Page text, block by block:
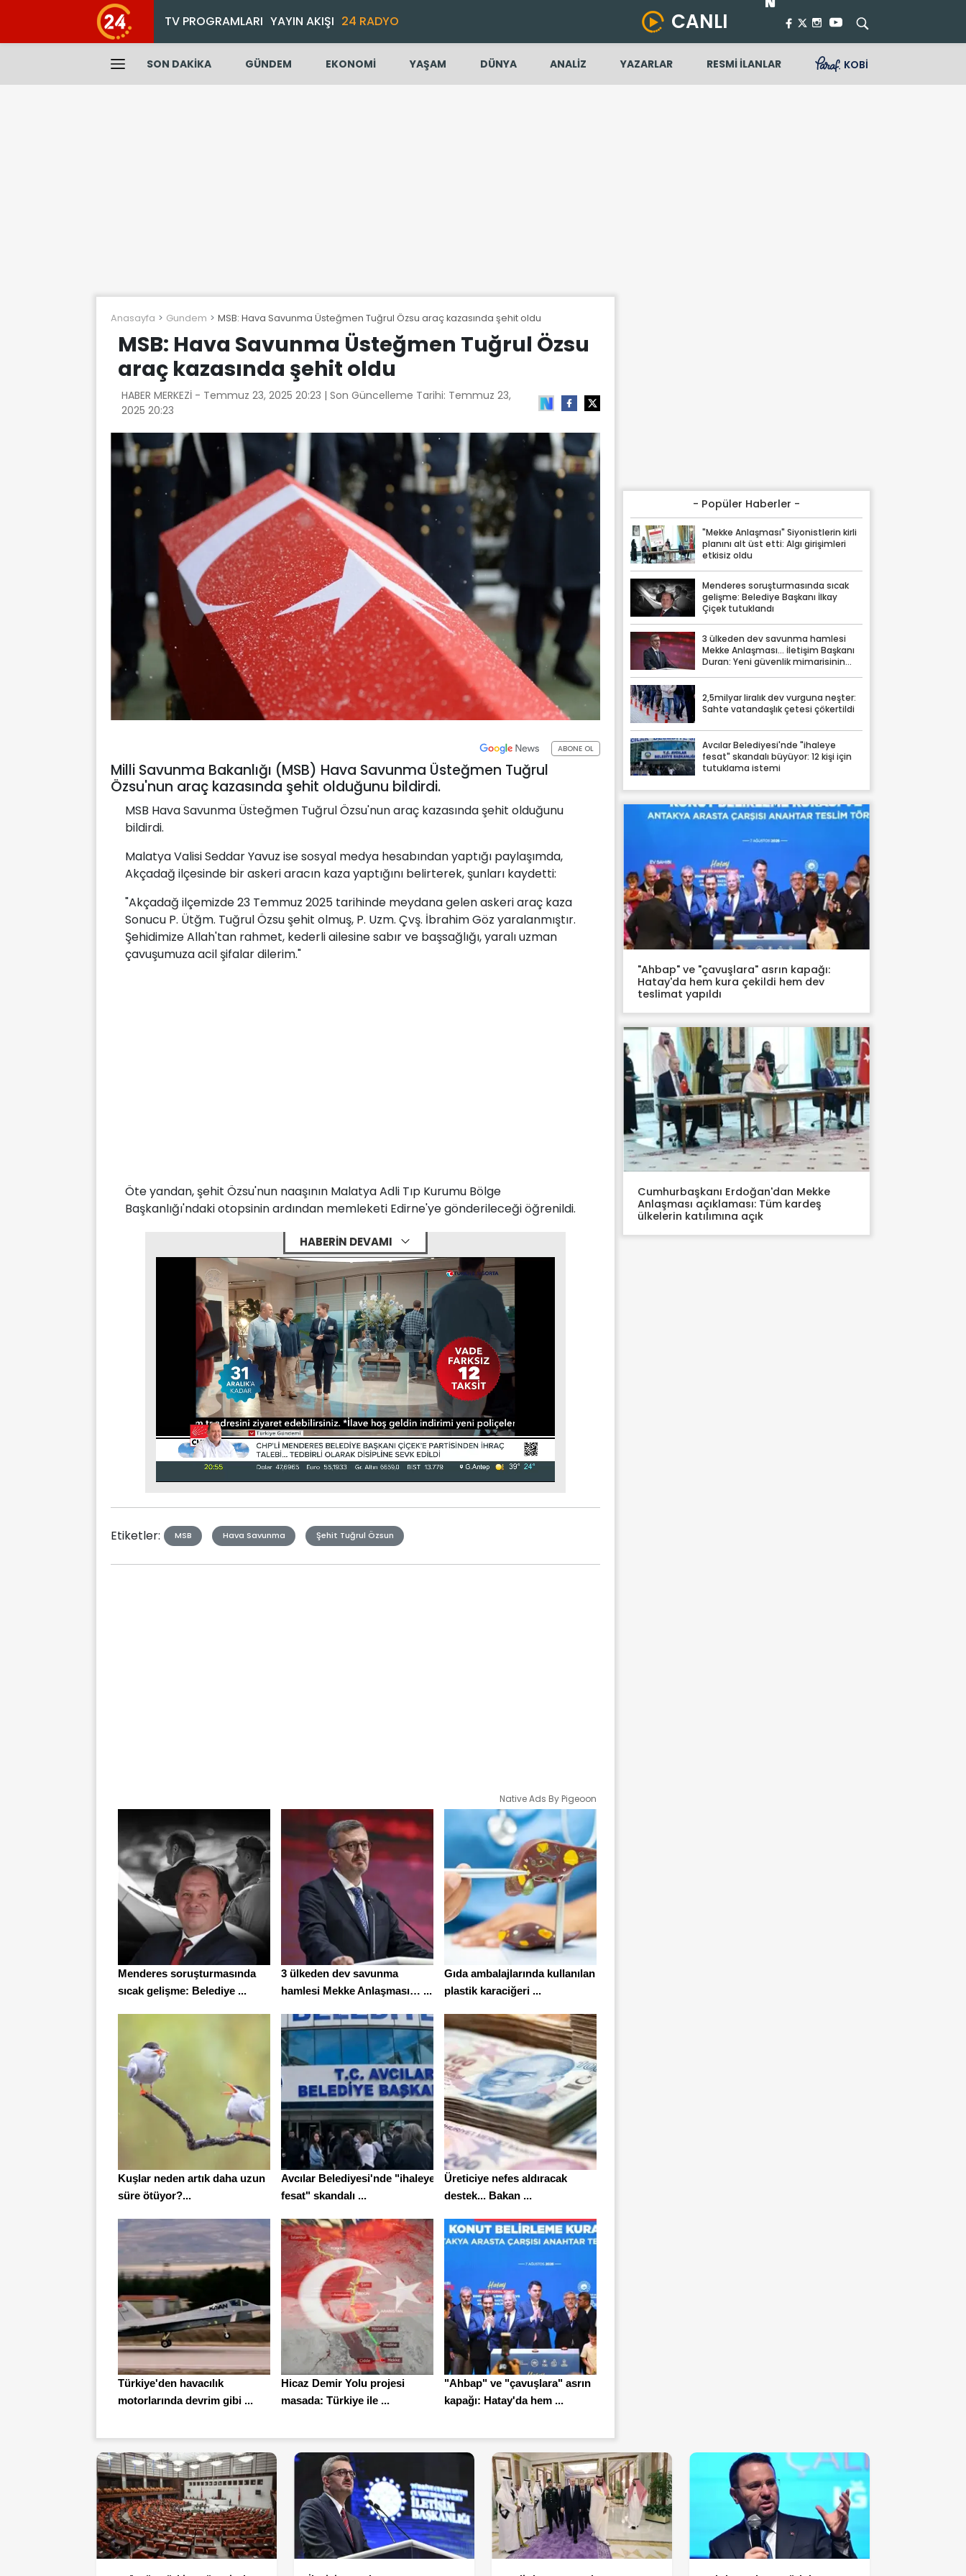
TV PROGRAMLARI YAYIN AKIŞI 24 RADYO CANLI
SON DAKİKA GÜNDEM EKONOMİ YAŞAM DÜNYA ANALİZ YAZARLAR RESMİ İLANLAR KOBİ
Anasayfa Gundem MSB: Hava Savunma Üsteğmen Tuğrul Özsu araç kazasında şehit oldu
MSB: Hava Savunma Üsteğmen Tuğrul Özsu
araç kazasında şehit oldu
HABER MERKEZİ - Temmuz 23, 2025 20:23 | Son Güncelleme Tarihi: Temmuz 23,
2025 20:23
ABONE OL
Milli Savunma Bakanlığı (MSB) Hava Savunma Üsteğmen Tuğrul
Özsu'nun araç kazasında şehit olduğunu bildirdi.
MSB Hava Savunma Üsteğmen Tuğrul Özsu'nun araç kazasında şehit olduğunu
bildirdi.
Malatya Valisi Seddar Yavuz ise sosyal medya hesabından yaptığı paylaşımda,
Akçadağ ilçesinde bir askeri aracın kaza yaptığını belirterek, şunları kaydetti:
"Akçadağ ilçemizde 23 Temmuz 2025 tarihinde meydana gelen askeri araç kaza
Sonucu P. Ütğm. Tuğrul Özsu şehit olmuş, P. Uzm. Çvş. İbrahim Göz yaralanmıştır.
Şehidimize Allah'tan rahmet, kederli ailesine sabır ve başsağlığı, yaralı uzman
çavuşumuza acil şifalar dilerim."
Öte yandan, şehit Özsu'nun naaşının Malatya Adli Tıp Kurumu Bölge
Başkanlığı'ndaki otopsinin ardından memleketi Edirne'ye gönderileceği öğrenildi.
HABERİN DEVAMI
Stream
Etiketler: MSB Hava Savunma Şehit Tuğrul Özsun
Native Ads By Pigeoon
Menderes soruşturmasında
sıcak gelişme: Belediye ...
3 ülkeden dev savunma
hamlesi Mekke Anlaşması… ...
Gıda ambalajlarında kullanılan
plastik karaciğeri ...
Kuşlar neden artık daha uzun
süre ötüyor?...
Avcılar Belediyesi'nde "ihaleye
fesat" skandalı ...
Üreticiye nefes aldıracak
destek... Bakan ...
Türkiye'den havacılık
motorlarında devrim gibi ...
Hicaz Demir Yolu projesi
masada: Türkiye ile ...
"Ahbap" ve "çavuşlara" asrın
kapağı: Hatay'da hem ...
- Popüler Haberler -
"Mekke Anlaşması" Siyonistlerin kirli
planını alt üst etti: Algı girişimleri
etkisiz oldu
Menderes soruşturmasında sıcak
gelişme: Belediye Başkanı İlkay
Çiçek tutuklandı
3 ülkeden dev savunma hamlesi
Mekke Anlaşması… İletişim Başkanı
Duran: Yeni güvenlik mimarisinin
2,5milyar liralık dev vurguna neşter:
Sahte vatandaşlık çetesi çökertildi
Avcılar Belediyesi'nde "ihaleye
fesat" skandalı büyüyor: 12 kişi için
tutuklama istemi
"Ahbap" ve "çavuşlara" asrın kapağı:
Hatay'da hem kura çekildi hem dev
teslimat yapıldı
Cumhurbaşkanı Erdoğan'dan Mekke
Anlaşması açıklaması: Tüm kardeş
ülkelerin katılımına açık